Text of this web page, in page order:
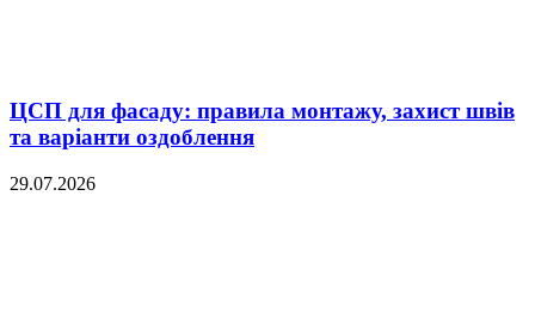
ЦСП для фасаду: правила монтажу, захист швів
та варіанти оздоблення
29.07.2026